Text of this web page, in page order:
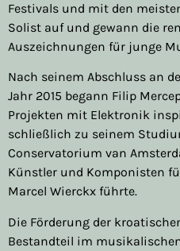
Festivals und mit den
Solist auf und gewann die
Auszeichnungen für junge
Nach seinem Abschluss an
Jahr 2015 begann Filip
Projekten mit Elektronik
schließlich zu seinem
Conservatorium van
Künstler und Komponisten
Marcel Wierckx führte.
Die Förderung der
Bestandteil im